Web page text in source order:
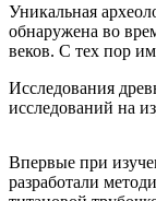
Уникальная
обнаружена во
веков. С тех пор
Исследования
исследований на
Впервые при
разработали